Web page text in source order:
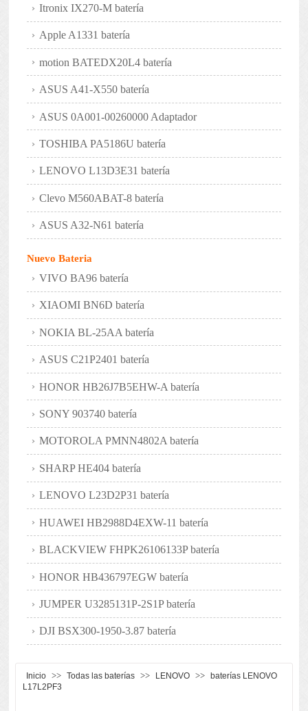
Itronix IX270-M batería
Apple A1331 batería
motion BATEDX20L4 batería
ASUS A41-X550 batería
ASUS 0A001-00260000 Adaptador
TOSHIBA PA5186U batería
LENOVO L13D3E31 batería
Clevo M560ABAT-8 batería
ASUS A32-N61 batería
Nuevo Bateria
VIVO BA96 batería
XIAOMI BN6D batería
NOKIA BL-25AA batería
ASUS C21P2401 batería
HONOR HB26J7B5EHW-A batería
SONY 903740 batería
MOTOROLA PMNN4802A batería
SHARP HE404 batería
LENOVO L23D2P31 batería
HUAWEI HB2988D4EXW-11 batería
BLACKVIEW FHPK26106133P batería
HONOR HB436797EGW batería
JUMPER U3285131P-2S1P batería
DJI BSX300-1950-3.87 batería
Inicio >> Todas las baterías >> LENOVO >>
baterías LENOVO
L17L2PF3